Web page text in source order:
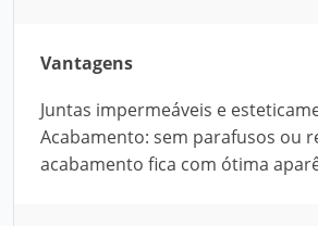
Vantagens
Juntas impermeáveis e
Acabamento: sem parafusos ou
acabamento fica com ótima